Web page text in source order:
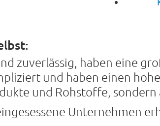
zuverlässig, haben eine
und haben einen
und Rohstoffe, sondern
Unternehmen